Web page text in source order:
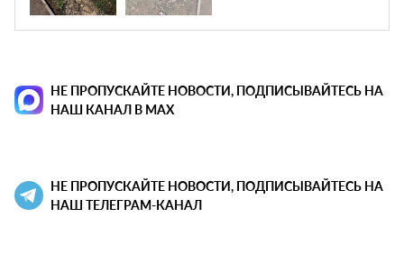
НЕ ПРОПУСКАЙТЕ НОВОСТИ, ПОДПИСЫВАЙТЕСЬ НА
НАШ КАНАЛ В MAX
НЕ ПРОПУСКАЙТЕ НОВОСТИ, ПОДПИСЫВАЙТЕСЬ НА
НАШ ТЕЛЕГРАМ-КАНАЛ